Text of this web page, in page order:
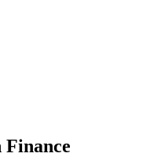
Finance